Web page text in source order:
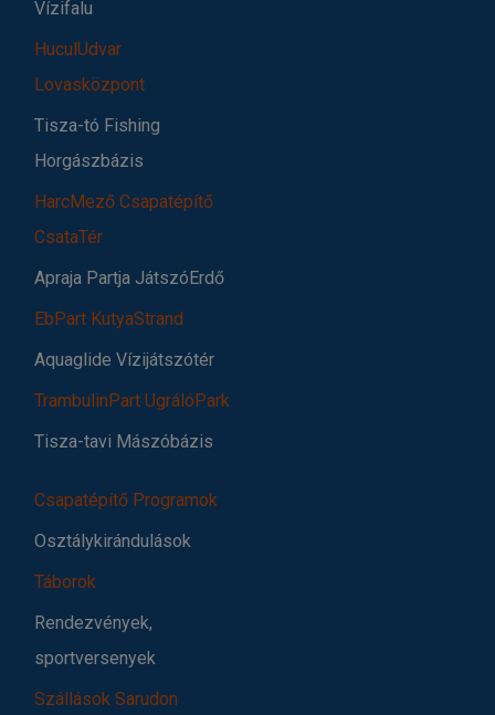
Vízifalu
HuculUdvar
Lovasközpont
Tisza-tó Fishing
Horgászbázis
HarcMező Csapatépítő
CsataTér
Apraja Partja JátszóErdő
EbPart KutyaStrand
Aquaglide Vízijátszótér
TrambulinPart UgrálóPark
Tisza-tavi Mászóbázis
Csapatépítő Programok
Osztálykirándulások
Táborok
Rendezvények,
sportversenyek
Szállások Sarudon